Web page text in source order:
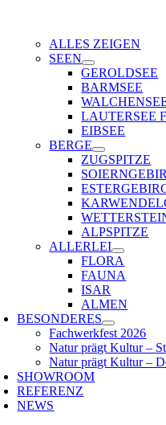
ALLES ZEIGEN
SEEN
GEROLDSEE
BARMSEE
LAUTERSEE
EIBSEE
BERGE
ZUGSPITZE
ALPSPITZE
ALLERLEI
FLORA
FAUNA
ISAR
ALMEN
BESONDERES
Fachwerkfest 2026
Natur prägt Kultur –
Natur prägt Kultur –
SHOWROOM
REFERENZ
NEWS